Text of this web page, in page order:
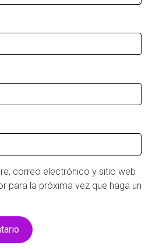
correo electrónico y sitio web
para la próxima vez que haga un